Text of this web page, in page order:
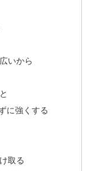
いから
に強くする
取る